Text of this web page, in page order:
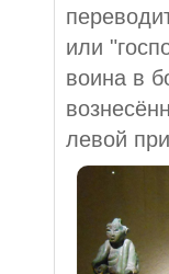
или
воина в
левой